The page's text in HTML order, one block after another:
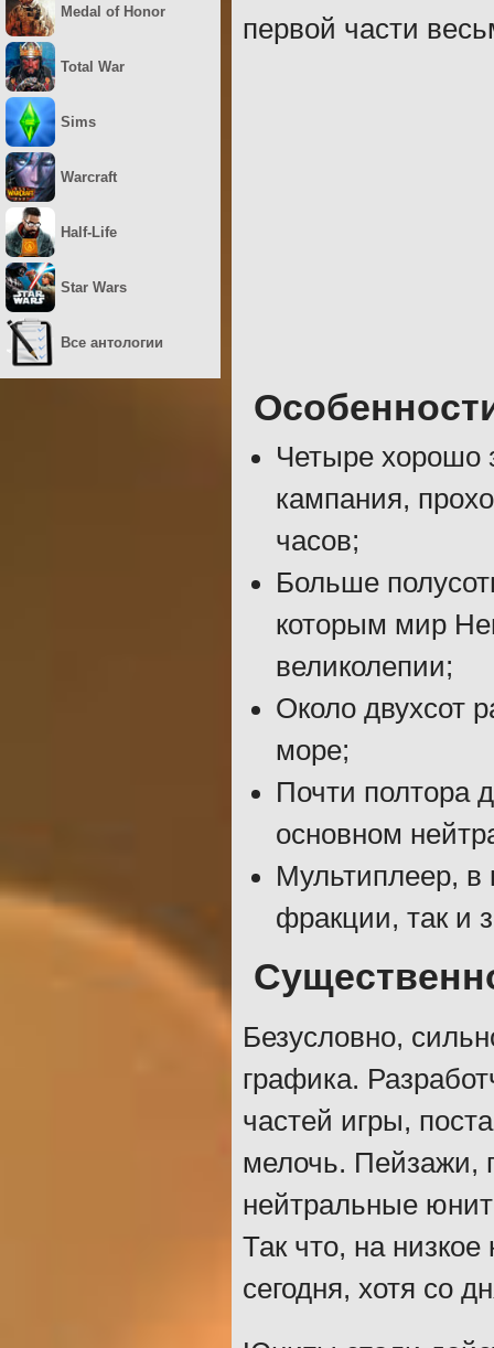
первой части
Четыре хорошо
кампания,
часов;
Больше
которым мир
великолепии;
Около двухсот
море;
Почти полтора
основном
Мультиплеер, в
фракции, так и
Безусловно,
графика.
частей игры,
мелочь. Пейзажи,
нейтральные
Так что, на
сегодня, хотя со
Medal of Honor
Total War
Sims
Warcraft
Half-Life
Star Wars
Все антологии